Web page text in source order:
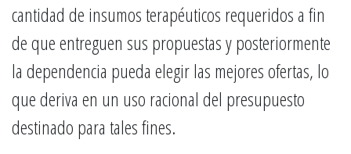
cantidad de insumos terapéuticos requeridos a fin
de que entreguen sus propuestas y posteriormente
la dependencia pueda elegir las mejores ofertas, lo
que deriva en un uso racional del presupuesto
destinado para tales fines.